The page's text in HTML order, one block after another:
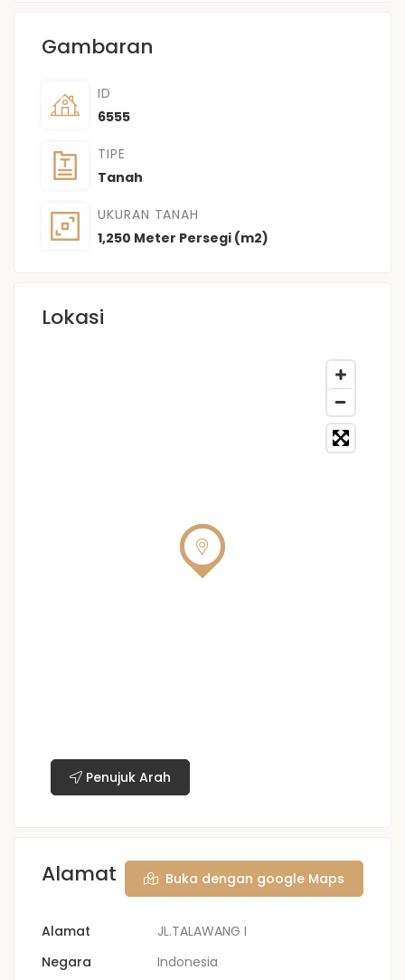
Gambaran
ID
6555
TIPE
Tanah
UKURAN TANAH
1,250 Meter Persegi (m2)
Lokasi
Penujuk Arah
Alamat Buka dengan google Maps
Alamat
JL.TALAWANG I
Negara
Indonesia